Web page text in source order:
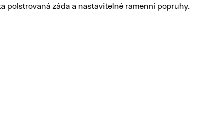
polstrovaná záda a nastavitelné ramenní popruhy.